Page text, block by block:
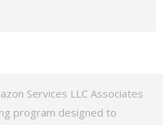
Services LLC Associates
program designed to